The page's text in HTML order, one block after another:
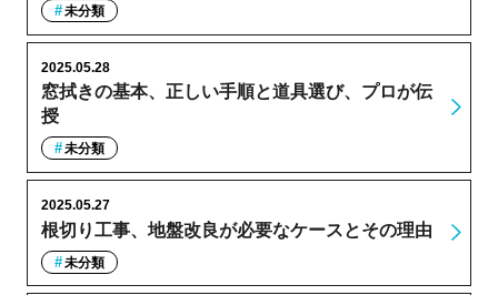
未分類
窓拭きの基本、正しい手順と道具選び、プロが伝
授
2025.05.28
未分類
根切り工事、地盤改良が必要なケースとその理由
2025.05.27
未分類